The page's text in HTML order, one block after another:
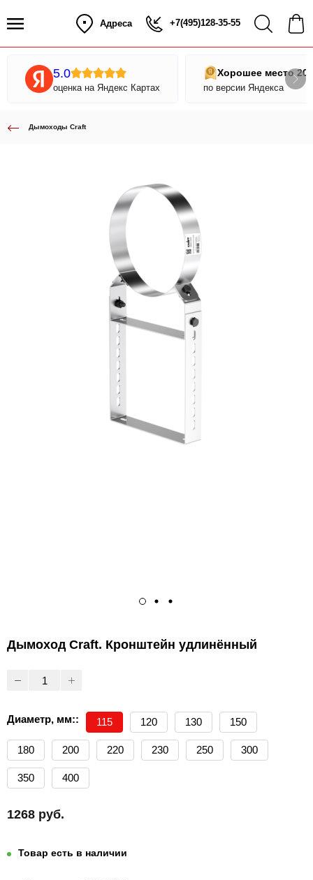
Адреса +7(495)128-35-55
5.0
оценка на Яндекс Картах
Хорошее место
по версии Яндекса
Дымоходы Craft
Дымоход Craft. Кронштейн удлинённый
Диаметр, мм:: 115 120 130 150
180 200 220 230 250 300
350 400
1268 руб.
Товар есть в наличии